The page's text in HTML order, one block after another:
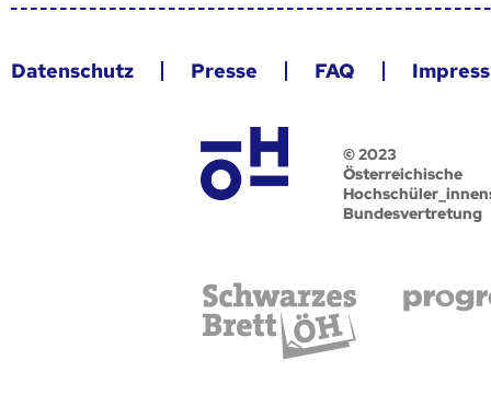
Datenschutz Presse FAQ
© 2023
Österreichische
Bundesvertretung